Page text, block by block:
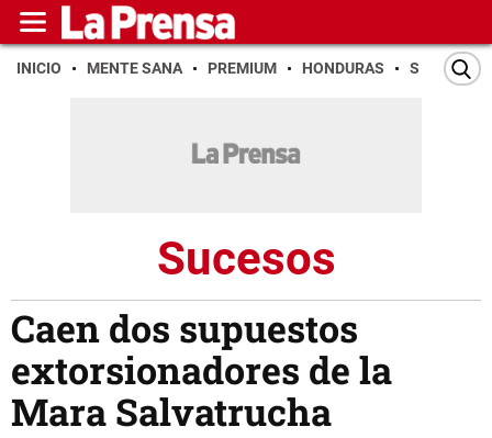
INICIO MENTE SANA PREMIUM HONDURAS SAN PEDRO
Sucesos
Caen dos supuestos
extorsionadores de la
Mara Salvatrucha